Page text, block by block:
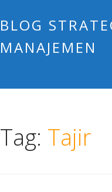
BLOG
MANAJEMEN
Tag: Tajir